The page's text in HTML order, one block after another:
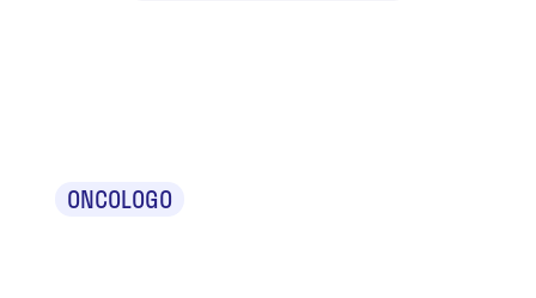
ONCOLOGO